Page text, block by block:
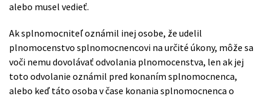
alebo musel vedieť.
Ak splnomocniteľ oznámil inej osobe, že udelil
plnomocenstvo splnomocnencovi na určité úkony, môže sa
voči nemu dovolávať odvolania plnomocenstva, len ak jej
toto odvolanie oznámil pred konaním splnomocnenca,
alebo keď táto osoba v čase konania splnomocnenca o